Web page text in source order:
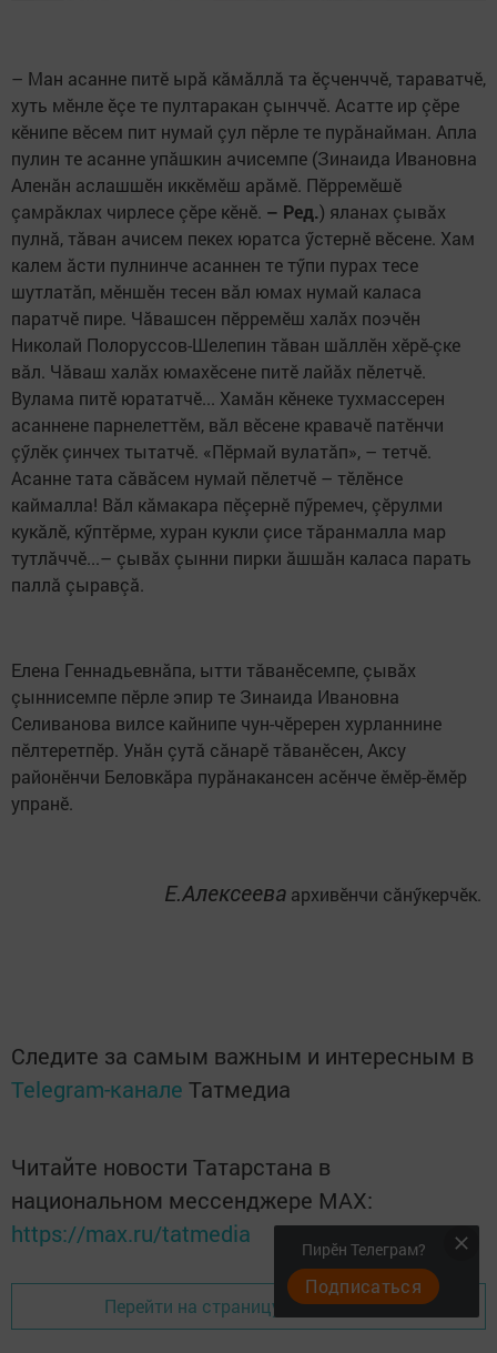
– Ман асанне питӗ ырă кăмăллă та ӗçченччӗ, тараватчӗ,
хуть мӗнле ӗçе те пултаракан çынччӗ. Асатте ир çӗре
кӗнипе вӗсем пит нумай çул пӗрле те пурăнайман. Апла
пулин те асанне упăшкин ачисемпе (Зинаида Ивановна
Аленăн аслашшӗн иккӗмӗш арăмӗ. Пӗрремӗшӗ
çамрăклах чирлесе çӗре кӗнӗ. – Ред.) яланах çывăх
пулнă, тăван ачисем пекех юратса ӳстернӗ вӗсене. Хам
калем ăсти пулнинче асаннен те тӳпи пурах тесе
шутлатăп, мӗншӗн тесен вăл юмах нумай каласа
паратчӗ пире. Чăвашсен пӗрремӗш халăх поэ­чӗн
Николай Полоруссов-Шелепин тăван шăллӗн хӗрӗ-çке
вăл. Чăваш халăх юмахӗсене питӗ лайăх пӗлетчӗ.
Вулама питӗ юрататчӗ... Хамăн кӗнеке тухмассерен
асаннене парнелеттӗм, вăл вӗсене кравачӗ патӗнчи
çӳлӗк çинчех тытатчӗ. «Пӗрмай вулатăп», – тетчӗ.
Асанне тата сăвăсем нумай пӗлетчӗ – тӗлӗнсе
каймалла! Вăл кăмакара пӗçернӗ пӳремеч, çӗрулми
кукăлӗ, кӳптӗрме, хуран кукли çисе тăранмалла мар
тутлăччӗ...– çывăх çынни пирки ăшшăн каласа парать
паллă çыравçă.
Елена Геннадьевнăпа, ытти тăванӗсемпе, çывăх
çыннисемпе пӗрле эпир те Зинаида Ивановна
Селиванова вилсе кайнипе чун-чӗререн хурланнине
пӗлтеретпӗр. Унăн çутă сăнарӗ тăванӗсен, Аксу
районӗнчи Беловкăра пурăнакансен асӗнче ӗмӗр-ӗмӗр
упранӗ.
Е.Алексеева архивӗнчи сăнӳкерчӗк.
Следите за самым важным и интересным в
Telegram-канале Татмедиа
Читайте новости Татарстана в
национальном мессенджере MАХ:
https://max.ru/tatmedia
Перейти на страницу новости
Пирӗн Телеграм?
Подписаться